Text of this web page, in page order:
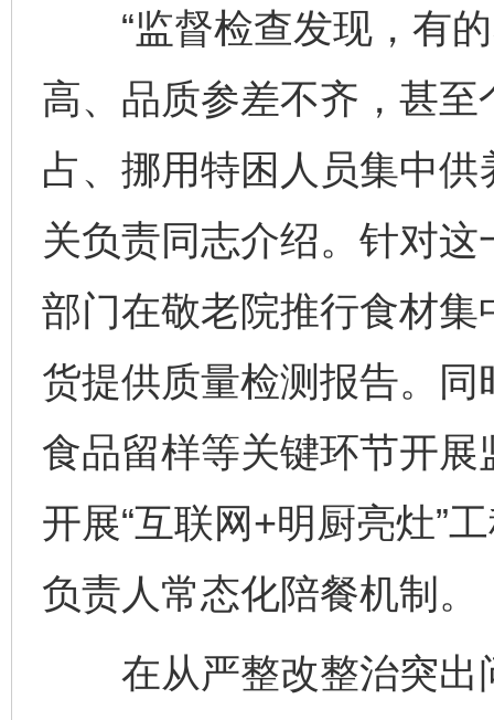
“监督检查发现，有的
高、品质参差不齐，甚
占、挪用特困人员集中
关负责同志介绍。针对
部门在敬老院推行食材
货提供质量检测报告。
食品留样等关键环节开
开展“互联网+明厨亮灶”
负责人常态化陪餐机制。
在从严整改整治突出